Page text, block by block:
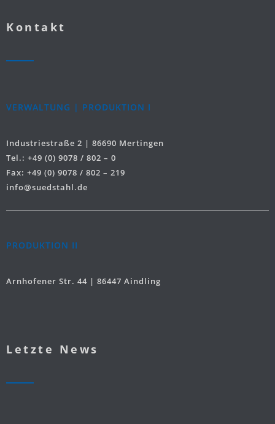
Kontakt
VERWALTUNG | PRODUKTION I
Industriestraße 2 | 86690 Mertingen
Tel.: +49 (0) 9078 / 802 – 0
Fax: +49 (0) 9078 / 802 – 219
info@suedstahl.de
PRODUKTION II
Arnhofener Str. 44 | 86447 Aindling
Letzte News